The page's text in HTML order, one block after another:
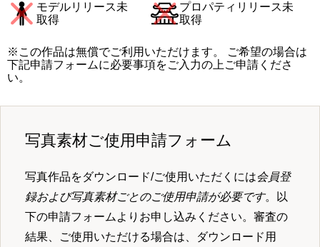
モデルリリース未
取得
プロパティリリース未
取得
※この作品は無償でご利用いただけます。 ご希望の場合は
下記申請フォームに必要事項をご入力の上ご申請くださ
い。
写真素材ご使用申請フォーム
写真作品をダウンロード/ご使用いただくには会員登
録および写真素材ごとのご使用申請が必要です。以
下の申請フォームよりお申し込みください。審査の
結果、ご使用いただける場合は、ダウンロード用